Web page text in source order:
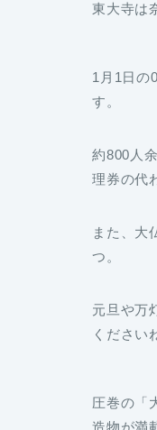
東大寺は
す。
理券の代
つ。
ください
造物が満